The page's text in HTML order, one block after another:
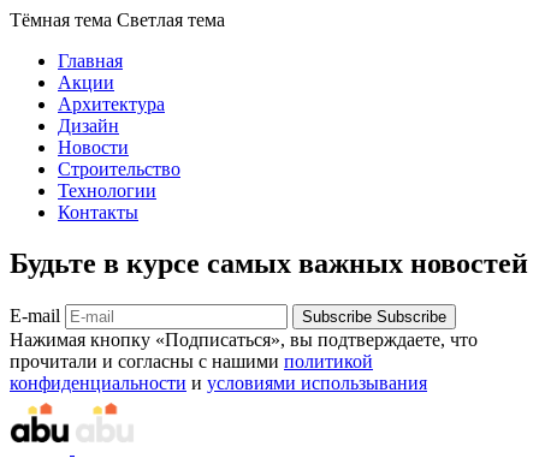
Тёмная тема Светлая тема
Главная
Акции
Архитектура
Дизайн
Новости
Строительство
Технологии
Контакты
Будьте в курсе самых важных новостей
E-mail Subscribe Subscribe
Нажимая кнопку «Подписаться», вы подтверждаете, что
прочитали и согласны с нашими политикой
конфиденциальности и условиями использывания